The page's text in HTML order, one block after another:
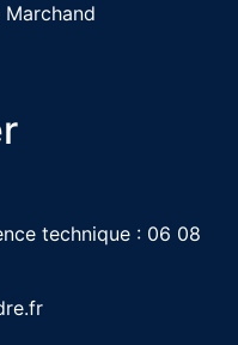
technique : 06 08